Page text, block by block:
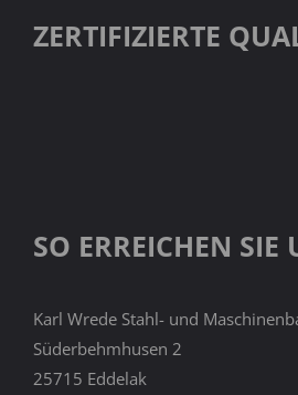
ZERTIFIZIERTE
SO ERREICHEN SIE
Karl Wrede Stahl- und
Süderbehmhusen 2
25715 Eddelak